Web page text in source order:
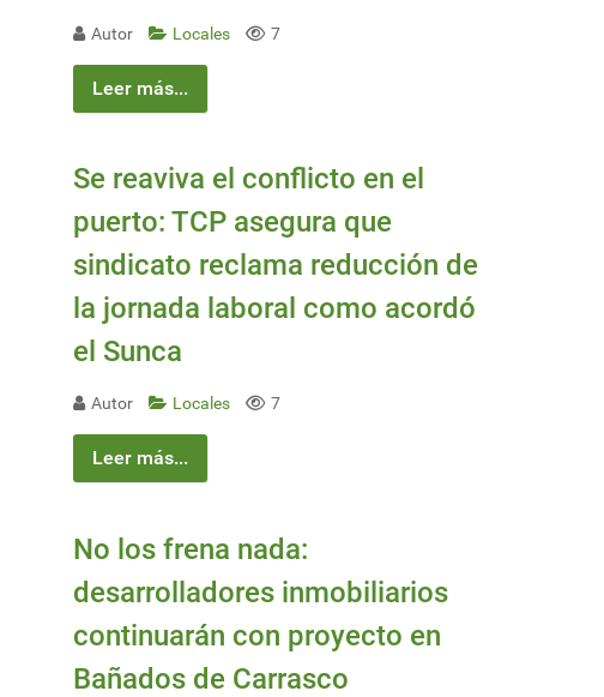
Autor Locales 7
Leer más...
Se reaviva el conflicto en el
puerto: TCP asegura que
sindicato reclama reducción de
la jornada laboral como acordó
el Sunca
Autor Locales 7
Leer más...
No los frena nada:
desarrolladores inmobiliarios
continuarán con proyecto en
Bañados de Carrasco